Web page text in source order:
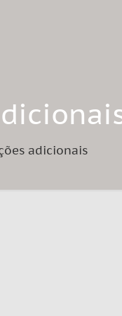
adicionais